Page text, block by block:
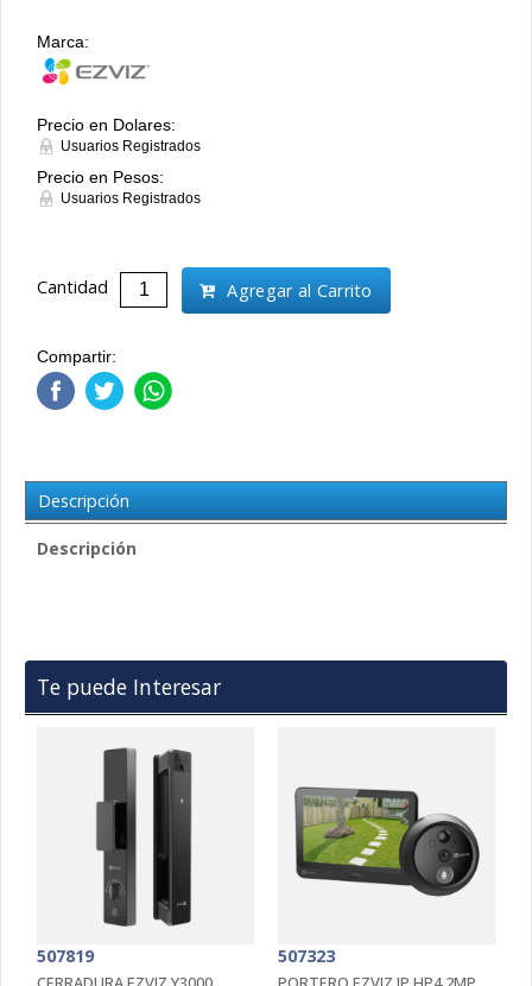
Marca:
Precio en Dolares:
Usuarios Registrados
Precio en Pesos:
Usuarios Registrados
Cantidad Agregar al Carrito
Compartir:
Descripción
Descripción
Te puede Interesar
507819 507323